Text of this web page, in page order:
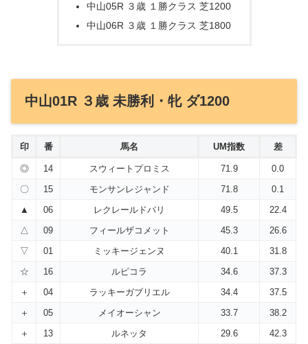
中山05R ３歳 １勝クラス 芝1200
中山06R ３歳 １勝クラス 芝1800
中山01R ３歳 未勝利・牝 ダ1200
印 番 馬名 UM指数 差
◎ 14 スウィートプロミス 71.9
0.0
〇
15 モンサンレジャンド 71.8
0.1
▲
06 レクレールドパリ 49.5
22.4
△
09 フィールザコメット 45.3
26.6
▽
01 ミッキージェンヌ 40.1
31.8
☆
16 ルピコラ 34.6
37.3
＋
04 ラッキーガブリエル 34.4
37.5
＋
05 メイオーシャン 33.7
38.2
＋
13 ルネッタ 29.6
42.3